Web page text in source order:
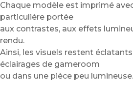
Chaque modèle est imprimé
particulière portée
aux contrastes, aux effets
rendu.
Ainsi, les visuels restent
éclairages de gameroom
ou dans une pièce peu lumineuse.